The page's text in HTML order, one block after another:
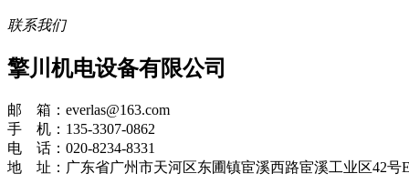
联系我们
擎川机电设备有限公司
邮 箱：everlas@163.com
手 机：135-3307-0862
电 话：020-8234-8331
地 址：广东省广州市天河区东圃镇宦溪西路宦溪工业区42号